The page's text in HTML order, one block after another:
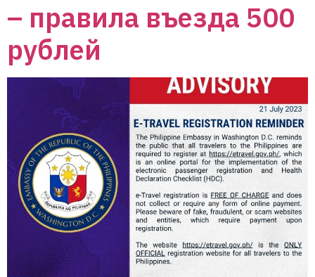
– правила въезда 500
рублей